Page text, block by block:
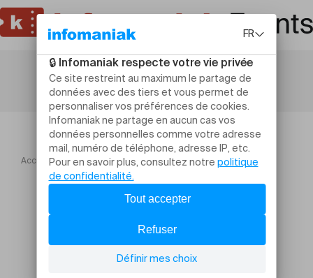
Accueil Cours urgences petits enfants 22.06